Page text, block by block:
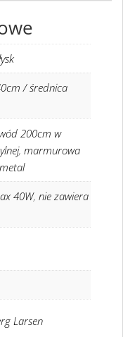
/ średnica
200cm w
, marmurowa
40W, nie zawiera
Larsen